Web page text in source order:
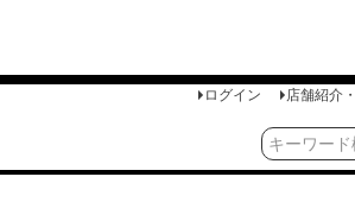
ログイン 店舗紹介